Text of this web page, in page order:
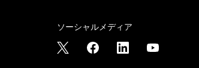
ソーシャルメディア